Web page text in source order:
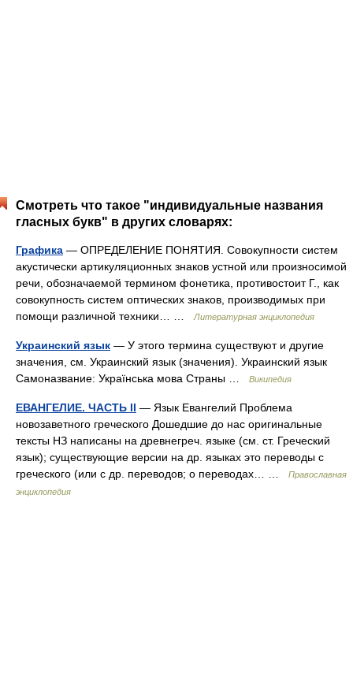
Смотреть что такое "индивидуальные названия
гласных букв" в других словарях:
Графика — ОПРЕДЕЛЕНИЕ ПОНЯТИЯ. Совокупности систем
акустически артикуляционных знаков устной или произносимой
речи, обозначаемой термином фонетика, противостоит Г., как
совокупность систем оптических знаков, производимых при
помощи различной техники… …
Литературная энциклопедия
Украинский язык — У этого термина существуют и другие
значения, см. Украинский язык (значения). Украинский язык
Самоназвание: Українська мова Страны …
Википедия
ЕВАНГЕЛИЕ. ЧАСТЬ II — Язык Евангелий Проблема
новозаветного греческого Дошедшие до нас оригинальные
тексты НЗ написаны на древнегреч. языке (см. ст. Греческий
язык); существующие версии на др. языках это переводы с
греческого (или с др. переводов; о переводах… …
Православная
энциклопедия